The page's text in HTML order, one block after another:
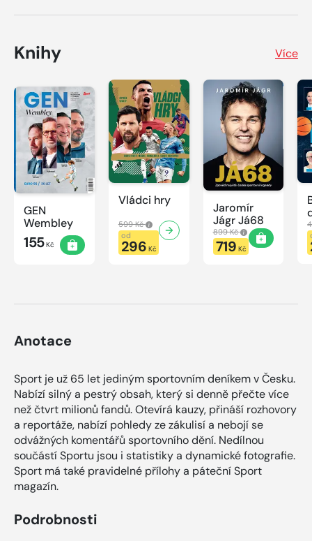
Knihy Více
GEN
Wembley
155Kč
Vládci hry
599 Kč
od
296 Kč
Jaromír
Jágr Já68
899 Kč
719 Kč
Anotace
Sport je už 65 let jediným sportovním deníkem v Česku.
Nabízí silný a pestrý obsah, který si denně přečte více
než čtvrt milionů fandů. Otevírá kauzy, přináší rozhovory
a reportáže, nabízí pohledy ze zákulisí a nebojí se
odvážných komentářů sportovního dění. Nedílnou
součástí Sportu jsou i statistiky a dynamické fotografie.
Sport má také pravidelné přílohy a páteční Sport
magazín.
Podrobnosti